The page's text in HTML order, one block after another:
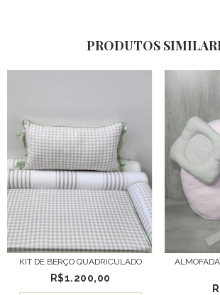
PRODUTOS
KIT DE BERÇO QUADRICULADO
R$1.200,00